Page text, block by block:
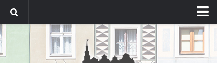
Strona główna
Archiwum aktualności